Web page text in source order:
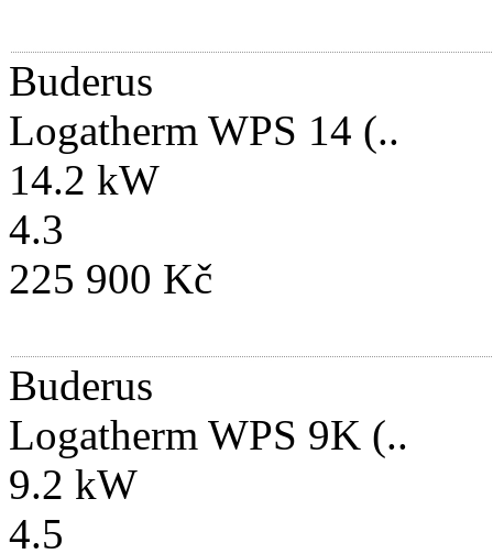
Buderus
Logatherm WPS 14 (..
14.2 kW
4.3
225 900 Kč
Buderus
Logatherm WPS 9K (..
9.2 kW
4.5